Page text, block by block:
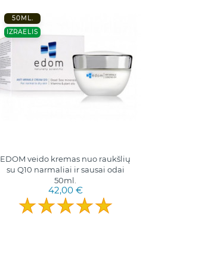
50ML.
IZRAELIS
EDOM veido kremas nuo raukšlių
su Q10 narmaliai ir sausai odai
50ml.
42,00 €